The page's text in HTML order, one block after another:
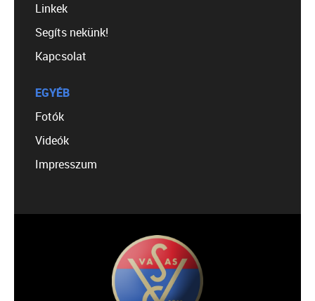
Linkek
Segíts nekünk!
Kapcsolat
EGYÉB
Fotók
Videók
Impresszum